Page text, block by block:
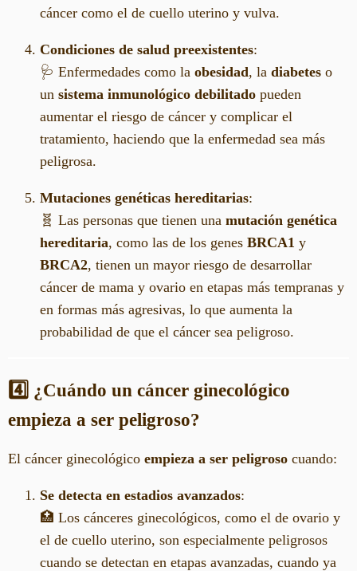
cáncer como el de cuello uterino y vulva.
Condiciones de salud preexistentes:
🩺 Enfermedades como la obesidad, la diabetes o
un sistema inmunológico debilitado pueden
aumentar el riesgo de cáncer y complicar el
tratamiento, haciendo que la enfermedad sea más
peligrosa.
Mutaciones genéticas hereditarias:
🧬 Las personas que tienen una mutación genética
hereditaria, como las de los genes BRCA1 y
BRCA2, tienen un mayor riesgo de desarrollar
cáncer de mama y ovario en etapas más tempranas y
en formas más agresivas, lo que aumenta la
probabilidad de que el cáncer sea peligroso.
4️⃣ ¿Cuándo un cáncer ginecológico
empieza a ser peligroso?
El cáncer ginecológico empieza a ser peligroso cuando:
Se detecta en estadios avanzados:
🏥 Los cánceres ginecológicos, como el de ovario y
el de cuello uterino, son especialmente peligrosos
cuando se detectan en etapas avanzadas, cuando ya